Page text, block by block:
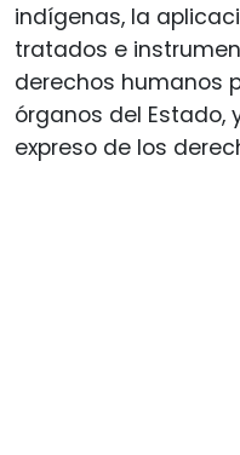
indígenas, la
tratados e
derechos humanos
órganos del Estado,
expreso de los